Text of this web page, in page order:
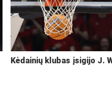
Kėdainių klubas įsigijo J.